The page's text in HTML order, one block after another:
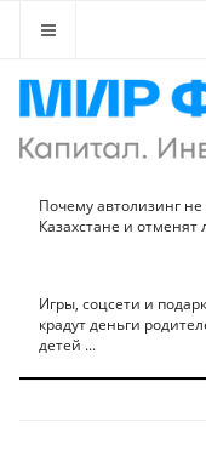
Почему автолизинг не
Казахстане и отменят
Игры, соцсети и
крадут деньги
детей ...